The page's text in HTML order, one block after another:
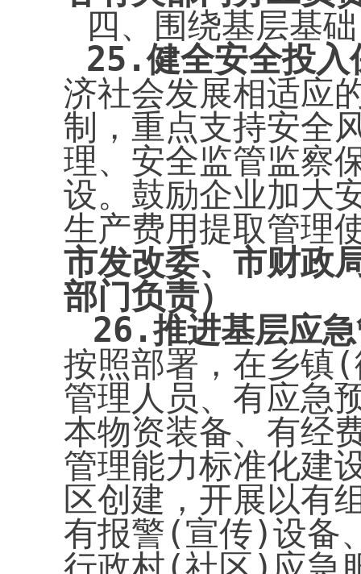
四、围绕基层基
25.健全安全投
济社会发展相适应
制，重点支持安全
理、安全监管监察
设。鼓励企业加大
生产费用提取管理
市发改委、市财政
部门负责）
26.推进基层应
按照部署，在乡镇
管理人员、有应急
本物资装备、有经
管理能力标准化建
区创建，开展以有
有报警(宣传)设备